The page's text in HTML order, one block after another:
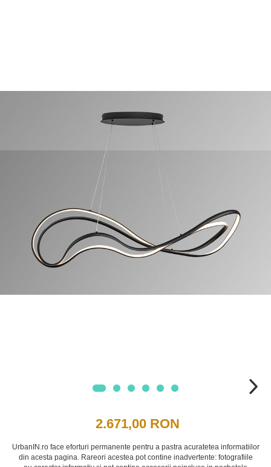
2.671,00 RON
UrbanIN.ro face eforturi permanente pentru a pastra acuratetea informatiilor
din acesta pagina. Rareori acestea pot contine inadvertente: fotografiile